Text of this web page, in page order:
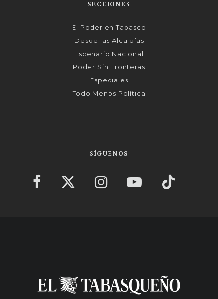
SECCIONES
El Poder en Tabasco
Desde las Alcaldías
Escenario Nacional
Poder Sin Fronteras
Especiales
Todo Menos Política
SÍGUENOS